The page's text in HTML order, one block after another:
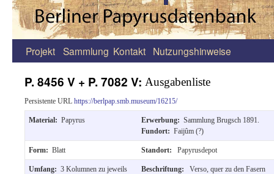
Zum
springen
Projekt Sammlung Kontakt Nutzungshinweise
P. 8456 V + P. 7082 V: Ausgabenliste
Persistente URL https://berlpap.smb.museum/16215/
Material: Papyrus Erwerbung: Sammlung Brugsch 1891.
Fundort: Faijûm (?)
Form: Blatt Standort: Papyrusdepot
Umfang: 3 Kolumnen zu jeweils
Beschriftung: Verso, quer zu den Fasern